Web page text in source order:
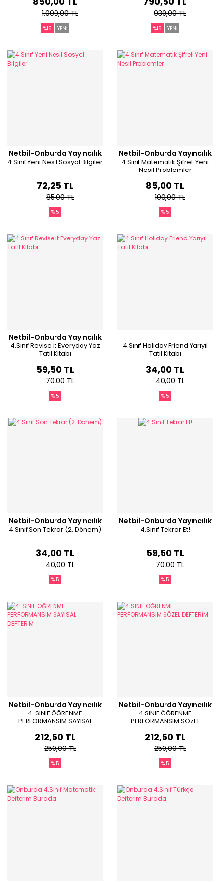
1.000,00 TL
%15 YENİ
930,00 TL
%15 YENİ
Netbil-Onburda Yayıncılık
4.Sınıf Yeni Nesil Sosyal Bilgiler
72,25 TL
85,00 TL
%15
Netbil-Onburda Yayıncılık
4.Sınıf Matematik Şifreli Yeni
Nesil Problemler
85,00 TL
100,00 TL
%15
Netbil-Onburda Yayıncılık
4.Sınıf Revise it Everyday Yaz
Tatil Kitabı
59,50 TL
70,00 TL
%15
4.Sınıf Holiday Friend Yarıyıl
Tatil Kitabı
34,00 TL
40,00 TL
%15
Netbil-Onburda Yayıncılık
4.Sınıf Son Tekrar (2. Dönem)
34,00 TL
40,00 TL
%15
Netbil-Onburda Yayıncılık
4.Sınıf Tekrar Et!
59,50 TL
70,00 TL
%15
Netbil-Onburda Yayıncılık
4. SINIF ÖĞRENME
PERFORMANSIM SAYISAL
212,50 TL
250,00 TL
%15
Netbil-Onburda Yayıncılık
4.SINIF ÖĞRENME
PERFORMANSIM SÖZEL
212,50 TL
250,00 TL
%15